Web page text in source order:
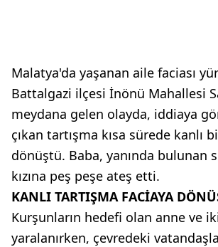
Malatya'da yaşanan aile faciası
Battalgazi ilçesi İnönü Mahallesi
meydana gelen olayda, iddiaya
çıkan tartışma kısa sürede kanlı
dönüştü. Baba, yanında bulunan
kızına peş peşe ateş etti.
KANLI TARTIŞMA FACİAYA
Kurşunların hedefi olan anne ve
yaralanırken, çevredeki